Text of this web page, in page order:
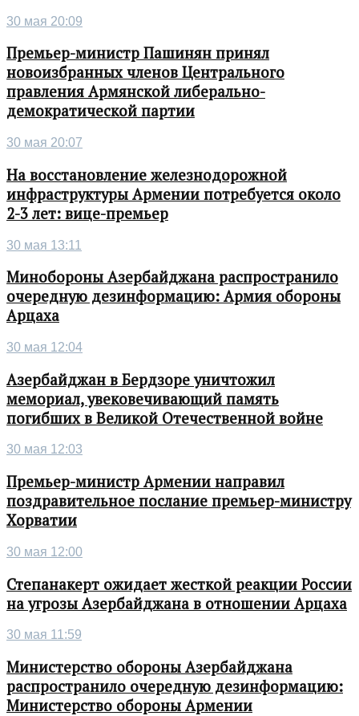
30 мая 20:09
Премьер-министр Пашинян принял
новоизбранных членов Центрального
правления Армянской либерально-
демократической партии
30 мая 20:07
На восстановление железнодорожной
инфраструктуры Армении потребуется около
2-3 лет: вице-премьер
30 мая 13:11
Минобороны Азербайджана распространило
очередную дезинформацию: Армия обороны
Арцаха
30 мая 12:04
Азербайджан в Бердзоре уничтожил
мемориал, увековечивающий память
погибших в Великой Отечественной войне
30 мая 12:03
Премьер-министр Армении направил
поздравительное послание премьер-министру
Хорватии
30 мая 12:00
Степанакерт ожидает жесткой реакции России
на угрозы Азербайджана в отношении Арцаха
30 мая 11:59
Министерство обороны Азербайджана
распространило очередную дезинформацию:
Министерство обороны Армении